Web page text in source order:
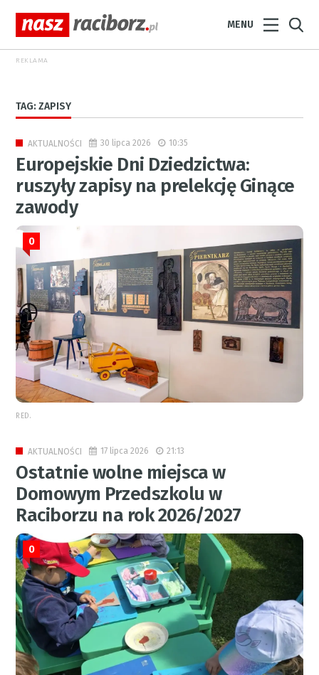
MENU
REKLAMA
TAG: ZAPISY
AKTUALNOŚCI 30 lipca 2026 10:35
Europejskie Dni Dziedzictwa:
ruszyły zapisy na prelekcję Ginące
zawody
0
RED.
AKTUALNOŚCI 17 lipca 2026 21:13
Ostatnie wolne miejsca w
Domowym Przedszkolu w
Raciborzu na rok 2026/2027
0